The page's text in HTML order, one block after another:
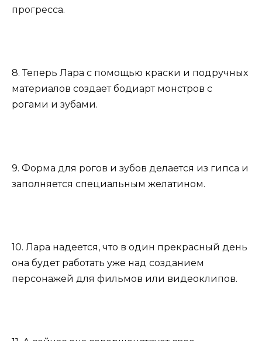
прогресса.
8. Теперь Лара с помощью краски и подручных
материалов создает бодиарт монстров с
рогами и зубами.
9. Форма для рогов и зубов делается из гипса и
заполняется специальным желатином.
10. Лара надеется, что в один прекрасный день
она будет работать уже над созданием
персонажей для фильмов или видеоклипов.